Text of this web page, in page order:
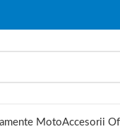
MotoAccesorii